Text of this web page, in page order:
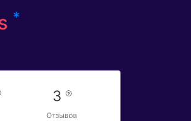
*
3
Отзывов